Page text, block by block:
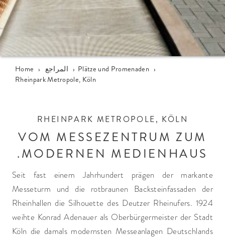
Home › المراجع › Plätze und Promenaden ›
Rheinpark Metropole, Köln
RHEINPARK METROPOLE, KÖLN
VOM MESSEZENTRUM ZUM
MODERNEN MEDIENHAUS.
Seit fast einem Jahrhundert prägen der markante
Messeturm und die rotbraunen Backsteinfassaden der
Rheinhallen die Silhouette des Deutzer Rheinufers. 1924
weihte Konrad Adenauer als Oberbürgermeister der Stadt
Köln die damals modernsten Messeanlagen Deutschlands